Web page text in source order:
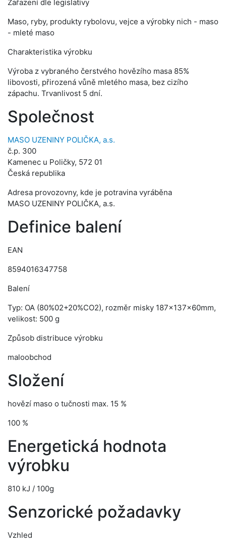
Zařazení dle legislativy
Maso, ryby, produkty rybolovu, vejce a výrobky nich - maso
- mleté maso
Charakteristika výrobku
Výroba z vybraného čerstvého hovězího masa 85%
libovosti, přirozená vůně mletého masa, bez cizího
zápachu. Trvanlivost 5 dní.
Společnost
MASO UZENINY POLIČKA, a.s.
č.p. 300
Kamenec u Poličky, 572 01
Česká republika
Adresa provozovny, kde je potravina vyráběna
MASO UZENINY POLIČKA, a.s.
Definice balení
EAN
8594016347758
Balení
Typ: OA (80%02+20%CO2), rozměr misky 187x137x60mm,
velikost: 500 g
Způsob distribuce výrobku
maloobchod
Složení
hovězí maso o tučnosti max. 15 %
100 %
Energetická hodnota
výrobku
810 kJ / 100g
Senzorické požadavky
Vzhled